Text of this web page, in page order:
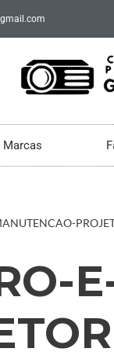
Marcas